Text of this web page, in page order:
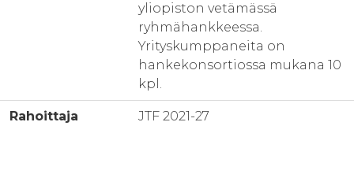
yliopiston vetämässä
ryhmähankkeessa.
Yrityskumppaneita on
hankekonsortiossa mukana 10
kpl.
Rahoittaja JTF 2021-27